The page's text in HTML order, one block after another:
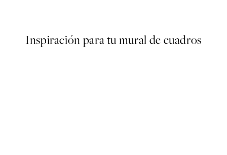
Inspiración para tu mural de cuadros